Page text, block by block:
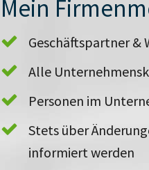
Mein
Geschäftspartner
Alle
Personen im
Stets über
informiert werden